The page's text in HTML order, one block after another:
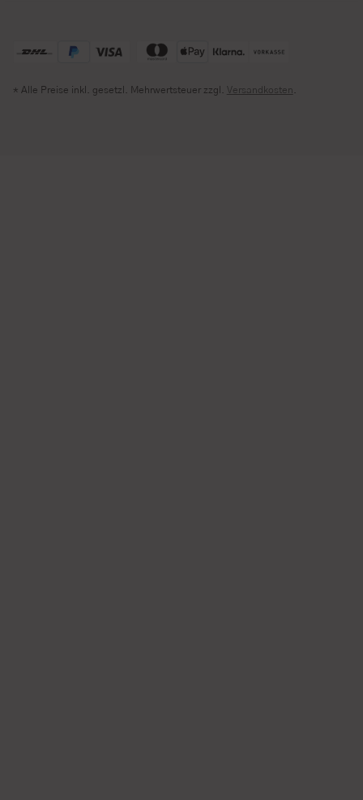
* Alle Preise inkl. gesetzl. Mehrwertsteuer zzgl. Versandkosten